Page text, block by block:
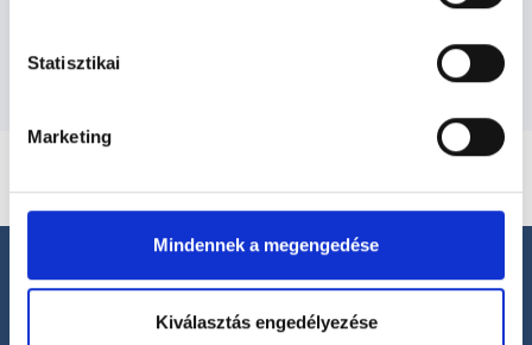
Statisztikai
Marketing
Mindennek a megengedése
Kiválasztás engedélyezése